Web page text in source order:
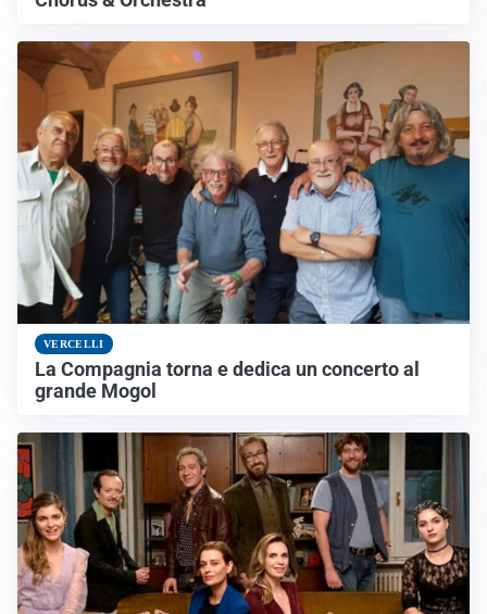
VERCELLI
La Compagnia torna e dedica un concerto al
grande Mogol